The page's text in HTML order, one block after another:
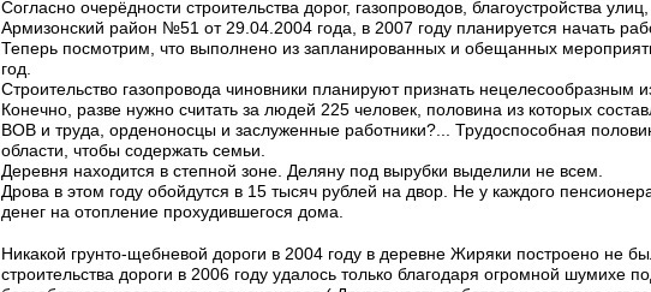
Согласно очерёдности строительства дорог, газопроводов, благоустройства
Армизонский район №51 от 29.04.2004 года, в 2007 году планируется начать
Теперь посмотрим, что выполнено из запланированных и обещанных
год.
Строительство газопровода чиновники планируют признать нецелесообразным
Конечно, разве нужно считать за людей 225 человек, половина из которых
ВОВ и труда, орденоносцы и заслуженные работники?... Трудоспособная
области, чтобы содержать семьи.
Деревня находится в степной зоне. Деляну под вырубки выделили не всем.
Дрова в этом году обойдутся в 15 тысяч рублей на двор. Не у каждого
денег на отопление прохудившегося дома.
Никакой грунто-щебневой дороги в 2004 году в деревне Жиряки построено не
строительства дороги в 2006 году удалось только благодаря огромной шумихе